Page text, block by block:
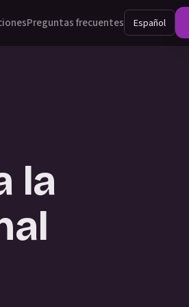
Preguntas frecuentes Español
la